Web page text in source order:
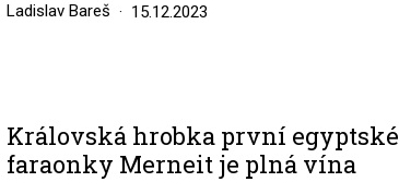
Ladislav Bareš 15.12.2023
Královská hrobka první egyptské
faraonky Merneit je plná vína